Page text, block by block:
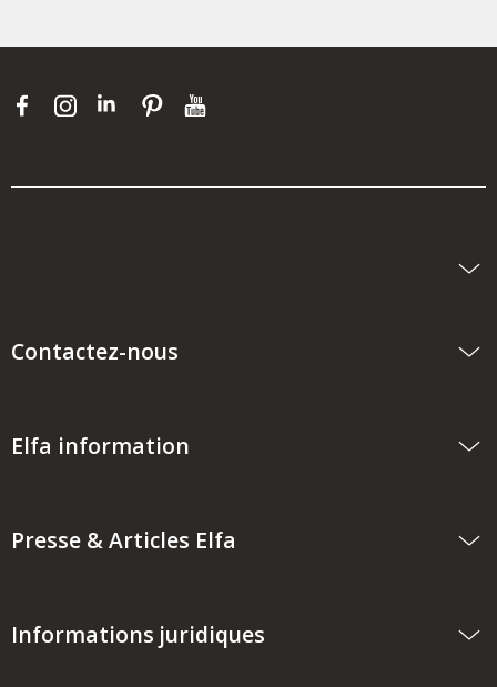
Contactez-nous
Elfa information
Presse & Articles Elfa
Informations juridiques